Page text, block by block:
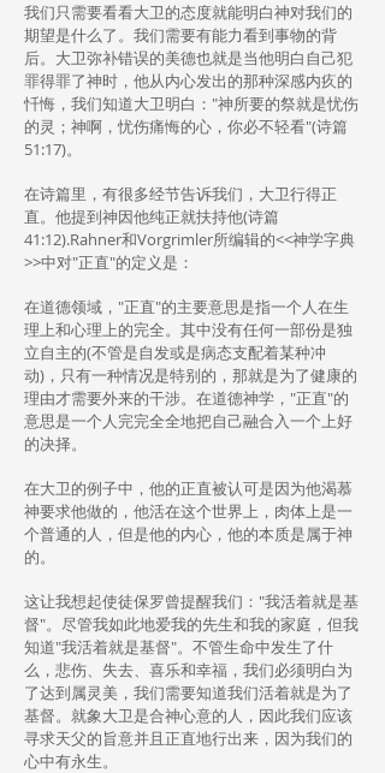
我们只需要看看大卫的态度就能明白神对我们的
期望是什么了。我们需要有能力看到事物的背
后。大卫弥补错误的美德也就是当他明白自己犯
罪得罪了神时，他从内心发出的那种深感内疚的
忏悔，我们知道大卫明白："神所要的祭就是忧伤
的灵；神啊，忧伤痛悔的心，你必不轻看"(诗篇
51:17)。
在诗篇里，有很多经节告诉我们，大卫行得正
直。他提到神因他纯正就扶持他(诗篇
41:12).Rahner和Vorgrimler所编辑的<<神学字典
>>中对"正直"的定义是：
在道德领域，"正直"的主要意思是指一个人在生
理上和心理上的完全。其中没有任何一部份是独
立自主的(不管是自发或是病态支配着某种冲
动)，只有一种情况是特别的，那就是为了健康的
理由才需要外来的干涉。在道德神学，"正直"的
意思是一个人完完全全地把自己融合入一个上好
的决择。
在大卫的例子中，他的正直被认可是因为他渴慕
神要求他做的，他活在这个世界上，肉体上是一
个普通的人，但是他的内心，他的本质是属于神
的。
这让我想起使徒保罗曾提醒我们："我活着就是基
督"。尽管我如此地爱我的先生和我的家庭，但我
知道"我活着就是基督"。不管生命中发生了什
么，悲伤、失去、喜乐和幸福，我们必须明白为
了达到属灵美，我们需要知道我们活着就是为了
基督。就象大卫是合神心意的人，因此我们应该
寻求天父的旨意并且正直地行出来，因为我们的
心中有永生。